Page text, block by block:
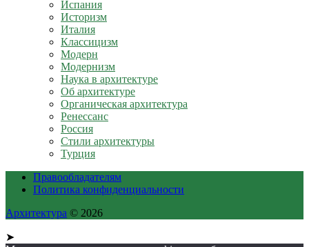
Испания
Историзм
Италия
Классицизм
Модерн
Модернизм
Наука в архитектуре
Об архитектуре
Органическая архитектура
Ренессанс
Россия
Стили архитектуры
Турция
Правообладателям
Политика конфиденциальности
Архитектура © 2026
➤